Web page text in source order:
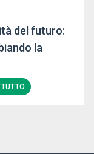
del futuro:
la
TUTTO